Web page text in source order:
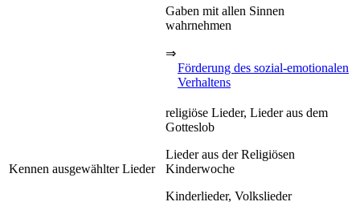
Gaben mit allen Sinnen
wahrnehmen
⇒
Förderung des sozial-emotionalen
Verhaltens
Kennen ausgewählter Lieder
religiöse Lieder, Lieder aus dem
Gotteslob
Lieder aus der Religiösen
Kinderwoche
Kinderlieder, Volkslieder